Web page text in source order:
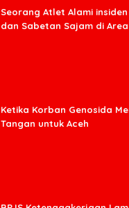
Seorang Atlet Alami
dan Sabetan Sajam di Area
Ketika Korban Genosida
Tangan untuk Aceh